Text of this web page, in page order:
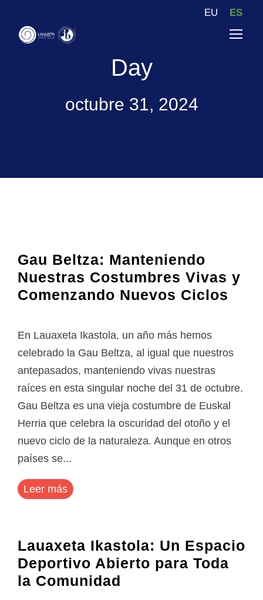
EU ES
Day
octubre 31, 2024
Gau Beltza: Manteniendo
Nuestras Costumbres Vivas y
Comenzando Nuevos Ciclos
En Lauaxeta Ikastola, un año más hemos
celebrado la Gau Beltza, al igual que nuestros
antepasados, manteniendo vivas nuestras
raíces en esta singular noche del 31 de octubre.
Gau Beltza es una vieja costumbre de Euskal
Herria que celebra la oscuridad del otoño y el
nuevo ciclo de la naturaleza. Aunque en otros
países se...
Leer más
Lauaxeta Ikastola: Un Espacio
Deportivo Abierto para Toda
la Comunidad